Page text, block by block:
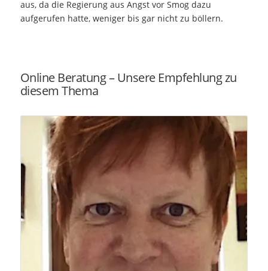
aus, da die Regierung aus Angst vor Smog dazu
aufgerufen hatte, weniger bis gar nicht zu böllern.
Online Beratung – Unsere Empfehlung zu
diesem Thema